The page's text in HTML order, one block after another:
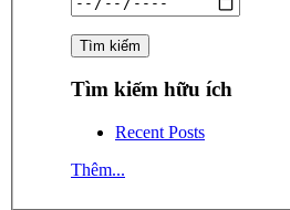
Tìm kiếm hữu ích
Recent Posts
Thêm...